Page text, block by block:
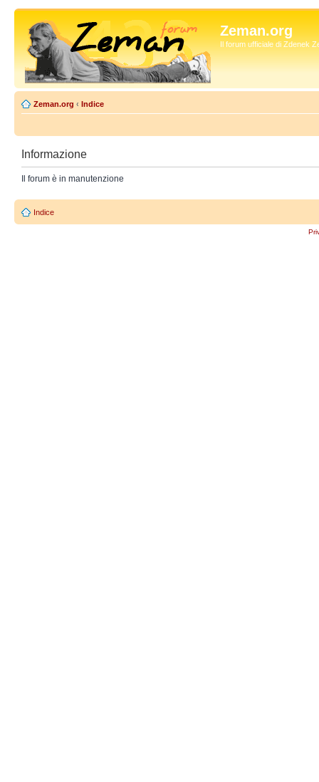
Zeman.org
Il forum ufficiale di Zdenek
Zeman.org ‹ Indice
Informazione
Il forum è in manutenzione
Indice